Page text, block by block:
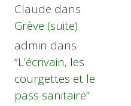
Claude dans
Grève (suite)
admin dans
“L’écrivain, les
courgettes et le
pass sanitaire”